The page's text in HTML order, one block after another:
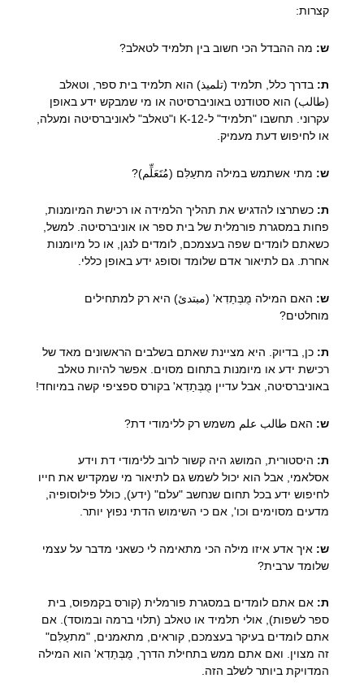
קצרות:
ש: מה ההבדל הכי חשוב בין תלמיד לטאלב?
ת: בדרך כלל, תלמיד (تلميذ) הוא תלמיד בית ספר, וטאלב
(طالب) הוא סטודנט באוניברסיטה או מי שמבקש ידע באופן
עקרוני. תחשבו "תלמיד" ל-K-12 ו"טאלב" לאוניברסיטה ומעלה,
או לחיפוש דעת מעמיק.
ש: מתי אשתמש במילה מתעַלִּם (مُتَعَلِّم)?
ת: כשתרצו להדגיש את תהליך הלמידה או רכישת המיומנות,
פחות במסגרת פורמלית של בית ספר או אוניברסיטה. למשל,
כשאתם לומדים שפה בעצמכם, לומדים לנגן, או כל מיומנות
אחרת. גם לתיאור אדם שלומד וסופג ידע באופן כללי.
ש: האם המילה מֻבְּתַדִא' (مبتدئ) היא רק למתחילים
מוחלטים?
ת: כן, בדיוק. היא מציינת שאתם בשלבים הראשונים מאד של
רכישת ידע או מיומנות בתחום מסוים. אפשר להיות טאלב
באוניברסיטה, אבל עדיין מֻבְּתַדִא' בקורס ספציפי קשה במיוחד!
ש: האם طالب علم משמש רק ללימודי דת?
ת: היסטורית, המושג היה קשור לרוב ללימודי דת וידע
אסלאמי, אבל הוא יכול לשמש גם לתיאור מי שמקדיש את חייו
לחיפוש ידע בכל תחום שנחשב "עלם" (ידע), כולל פילוסופיה,
מדעים מסוימים וכו', אם כי השימוש הדתי נפוץ יותר.
ש: איך אדע איזו מילה הכי מתאימה לי כשאני מדבר על עצמי
שלומד ערבית?
ת: אם אתם לומדים במסגרת פורמלית (קורס בקמפוס, בית
ספר לשפות), אולי תלמיד או טאלב (תלוי ברמה ובמוסד). אם
אתם לומדים בעיקר בעצמכם, קוראים, מתאמנים, "מתעַלִּם"
זה מצוין. ואם אתם ממש בתחילת הדרך, מֻבְּתַדִא' הוא המילה
המדויקת ביותר לשלב הזה.